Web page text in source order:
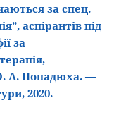
за спец.
аспірантів під
за
А. Попадюха. —
2020.